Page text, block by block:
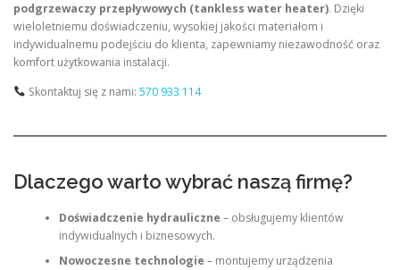
podgrzewaczy przepływowych (tankless water heater). Dzięki
wieloletniemu doświadczeniu, wysokiej jakości materiałom i
indywidualnemu podejściu do klienta, zapewniamy niezawodność oraz
komfort użytkowania instalacji.
Skontaktuj się z nami: 570 933 114
Dlaczego warto wybrać naszą firmę?
Doświadczenie hydrauliczne – obsługujemy klientów
indywidualnych i biznesowych.
Nowoczesne technologie – montujemy urządzenia